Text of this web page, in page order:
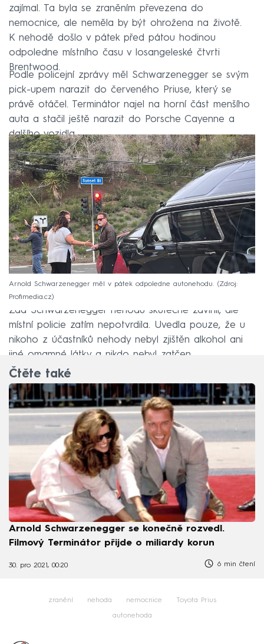
zajímal. Ta byla se zraněním převezena do
nemocnice, ale neměla by být ohrožena na životě.
K nehodě došlo v pátek před pátou hodinou
odpoledne místního času v losangeleské čtvrti
Brentwood.
Podle policejní zprávy měl Schwarzenegger se svým
pick-upem narazit do červeného Priuse, který se
právě otáčel. Terminátor najel na horní část menšího
auta a stačil ještě narazit do Porsche Cayenne a
dalšího vozidla.
Arnold Schwarzenegger měl v pátek odpoledne autonehodu.
Zdroj:
Profimedia.cz
Zda Schwarzenegger nehodu skutečně zavinil, ale
místní policie zatím nepotvrdila. Uvedla pouze, že u
nikoho z účastníků nehody nebyl zjištěn alkohol ani
jiné omamné látky a nikdo nebyl zatčen.
Čtěte také
Arnold Schwarzenegger se konečně rozvedl.
Filmový Terminátor přijde o miliardy korun
30. pro 2021, 00:20 6 min čtení
zranění nehoda nemocnice Toyota Prius
autonehoda